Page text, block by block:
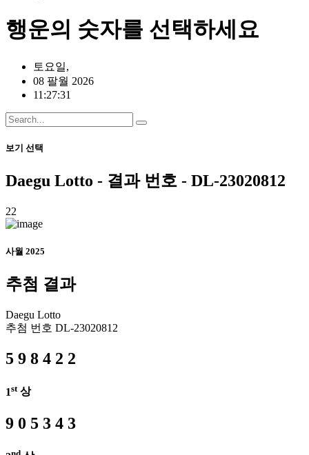
행운의 숫자를 선택하세요
토요일,
08 팔월 2026
11:27:31
보기 선택
Daegu Lotto - 결과 번호 - DL-23020812
22
사월 2025
추첨 결과
Daegu Lotto
추첨 번호 DL-23020812
5 9 8 4 2 2
1st상
9 0 5 3 4 3
nd